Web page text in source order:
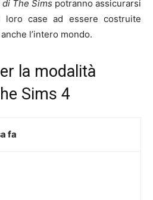
di The Sims potranno assicurarsi
case ad essere costruite
l’intero mondo.
la modalità
Sims 4
fa